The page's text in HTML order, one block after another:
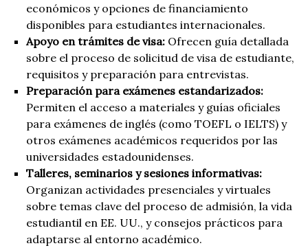
económicos y opciones de financiamiento
disponibles para estudiantes internacionales.
Apoyo en trámites de visa: Ofrecen guía detallada
sobre el proceso de solicitud de visa de estudiante,
requisitos y preparación para entrevistas.
Preparación para exámenes estandarizados:
Permiten el acceso a materiales y guías oficiales
para exámenes de inglés (como TOEFL o IELTS) y
otros exámenes académicos requeridos por las
universidades estadounidenses.
Talleres, seminarios y sesiones informativas:
Organizan actividades presenciales y virtuales
sobre temas clave del proceso de admisión, la vida
estudiantil en EE. UU., y consejos prácticos para
adaptarse al entorno académico.